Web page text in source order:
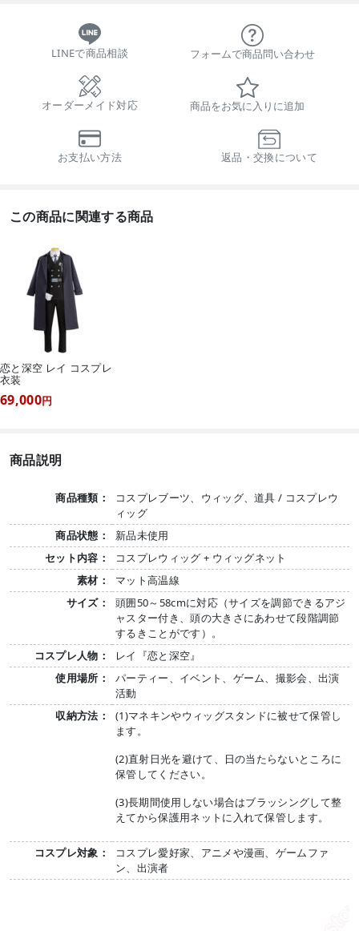
LINEで商品相談 フォームで商品問い合わせ
オーダーメイド対応 商品をお気に入りに追加
お支払い方法 返品・交換について
この商品に関連する商品
恋と深空 レイ コスプレ
衣装
69,000円
商品説明
商品種類：
コスプレブーツ、ウィッグ、道具 / コスプレウ
ィッグ
商品状態：
新品未使用
セット内容：
コスプレウィッグ + ウィッグネット
素材：
マット高温線
サイズ：
頭囲50～58cmに対応（サイズを調節できるアジ
ャスター付き、頭の大きさにあわせて段階調節
するきことがです）。
コスプレ人物：
レイ『恋と深空』
使用場所：
パーティー、イベント、ゲーム、撮影会、出演
活動
収納方法：
(1)マネキンやウィッグスタンドに被せて保管し
ます。
(2)直射日光を避けて、日の当たらないところに
保管してください。
(3)長期間使用しない場合はブラッシングして整
えてから保護用ネットに入れて保管します。
コスプレ対象：
コスプレ愛好家、アニメや漫画、ゲームファ
ン、出演者